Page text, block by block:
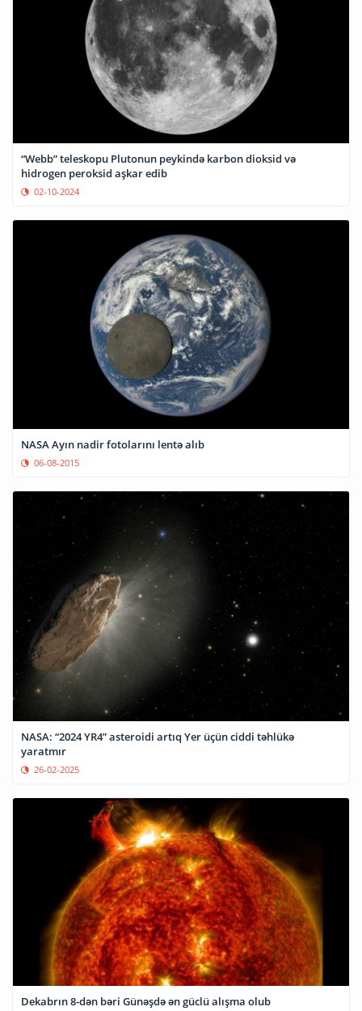
“Webb” teleskopu Plutonun peykində karbon dioksid və
hidrogen peroksid aşkar edib
02-10-2024
NASA Ayın nadir fotolarını lentə alıb
06-08-2015
NASA: “2024 YR4” asteroidi artıq Yer üçün ciddi təhlükə
yaratmır
26-02-2025
Dekabrın 8-dən bəri Günəşdə ən güclü alışma olub